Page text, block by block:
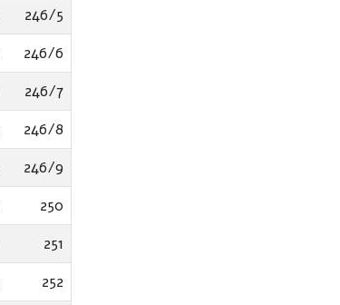
246/5
246/6
246/7
246/8
246/9
250
251
252